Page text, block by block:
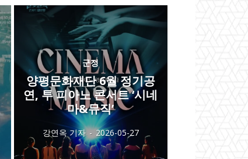
군정
양평문화재단 6월 정기공
연, 투 피아노 콘서트 ‘시네
마&뮤직’
강연옥 기자 - 2026-05-27